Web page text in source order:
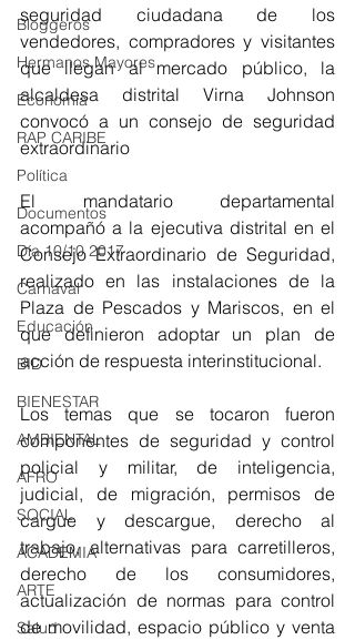
Bloggeros
Hermanos Mayores
Economía
RAP CARIBE
Política
Documentos
Día 10/10 2017
Carnaval
Educación
BID
BIENESTAR
AMBIENTAL
AFRO
SOCIAL
ACADEMIA
ARTE
Salud
seguridad ciudadana de los
vendedores, compradores y visitantes
que llegan al mercado público, la
alcaldesa distrital Virna Johnson
convocó a un consejo de seguridad
extraordinario
El mandatario departamental
acompañó a la ejecutiva distrital en el
Consejo Extraordinario de Seguridad,
realizado en las instalaciones de la
Plaza de Pescados y Mariscos, en el
que definieron adoptar un plan de
acción de respuesta interinstitucional.
Los temas que se tocaron fueron
componentes de seguridad y control
policial y militar, de inteligencia,
judicial, de migración, permisos de
cargue y descargue, derecho al
trabajo, alternativas para carretilleros,
derecho de los consumidores,
actualización de normas para control
de movilidad, espacio público y venta